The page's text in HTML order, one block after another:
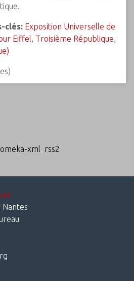
clés: Exposition Universelle de
Eiffel, Troisième République,
omeka-xml, rss2